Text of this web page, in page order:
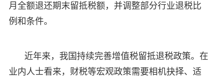
月全额退还期末留抵税额，并调整部分行业退税比
例和条件。
近年来，我国持续完善增值税留抵退税政策。在
业内人士看来，财税等宏观政策需要相机抉择、适